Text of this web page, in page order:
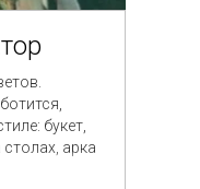
букет,
арка